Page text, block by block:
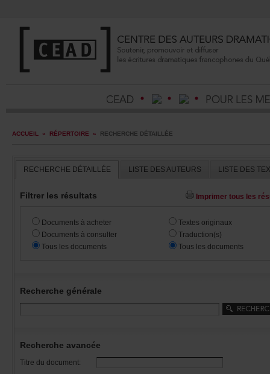
ACCUEIL » RÉPERTOIRE » RECHERCHEDÉTAILLÉE
RECHERCHEDÉTAILLÉE LISTEDESAUTEURS
Filtrerlesrésultats
Documentsàacheter
Documentsàconsulter
Touslesdocuments
Textesoriginaux
Traduction(s)
Touslesdocuments
Recherchegénérale
Rechercheavancée
Titredudocument: